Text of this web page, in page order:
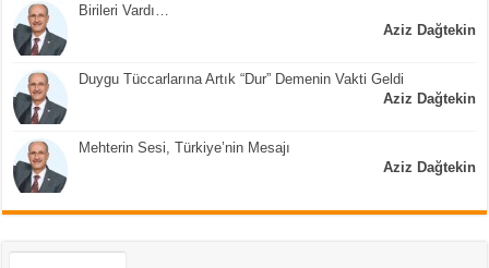
Birileri Vardı…
Aziz Dağtekin
Duygu Tüccarlarına Artık “Dur” Demenin Vakti Geldi
Aziz Dağtekin
Mehterin Sesi, Türkiye’nin Mesajı
Aziz Dağtekin